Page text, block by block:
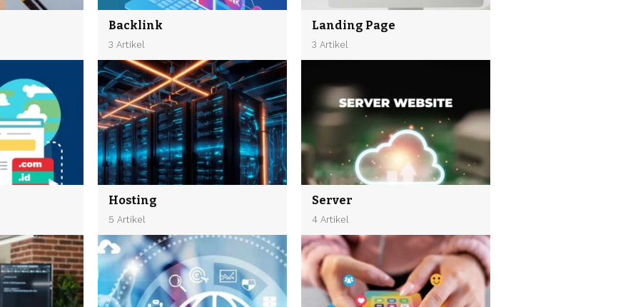
Backlink
3 Artikel
Landing Page
3 Artikel
Hosting
5 Artikel
Server
4 Artikel